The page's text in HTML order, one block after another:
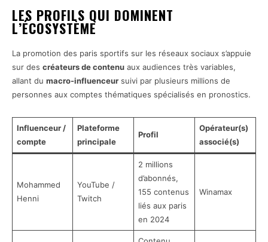
LES PROFILS QUI DOMINENT
L’ÉCOSYSTÈME
La promotion des paris sportifs sur les réseaux sociaux s’appuie
sur des créateurs de contenu aux audiences très variables,
allant du macro-influenceur suivi par plusieurs millions de
personnes aux comptes thématiques spécialisés en pronostics.
Influenceur /
compte
Plateforme
principale
Profil
Opérateur(s)
associé(s)
Mohammed
Henni
YouTube /
Twitch
2 millions
d’abonnés,
155 contenus
liés aux paris
en 2024
Winamax